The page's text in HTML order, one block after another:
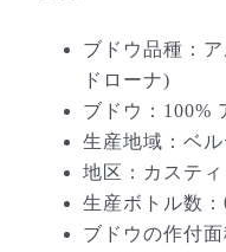
ブドウ品種：
ドローナ)
ブドウ：100%
生産地域：ベ
地区：カステ
生産ボトル数
ブドウの作付